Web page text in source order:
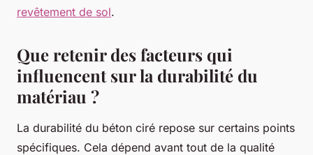
revêtement de sol.
Que retenir des facteurs qui
influencent sur la durabilité du
matériau ?
La durabilité du béton ciré repose sur certains points
spécifiques. Cela dépend avant tout de la qualité